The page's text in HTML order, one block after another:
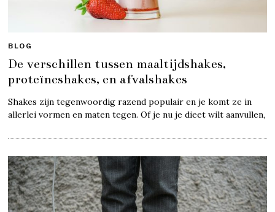
BLOG
De verschillen tussen maaltijdshakes,
proteïneshakes, en afvalshakes
Shakes zijn tegenwoordig razend populair en je komt ze in
allerlei vormen en maten tegen. Of je nu je dieet wilt aanvullen,